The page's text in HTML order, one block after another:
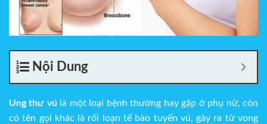
Nội Dung
Ung thư vú là một loại bệnh thường hay gặp ở phụ nữ, còn
có tên gọi khác là rối loạn tế bào tuyến vú, gây ra tử vong